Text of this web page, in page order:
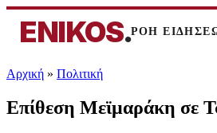
ENIKOS.ΡΟΗ
Αρχική » Πολιτική
Επίθεση Μεϊμαράκη σε